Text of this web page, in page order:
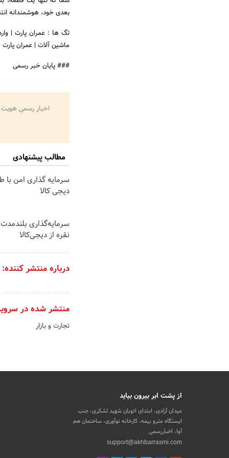
بعدی خود، هوشمندانه
تگ ها : عمران پارت |
ماشین آلات | عمران پارت
### پایان خبر رسمی
اخبار رسمی
مطالب پیشنهادی
سرمایه گذاری امن با
دیجی کالا
سرمایه‌گذاری
نقره از دیجی‌کالا
درباره منتشر کننده:
منتشر شده در
تجارت و بازار
از پشت ابر بیرون بیاید
میدان آزادی، ابتدای اتوبان شهید لشکری، جنب
ایستگاه مترو بیمه، کارخانه نوآوری، ساختمان هم
آوا، اخباررسمی
support@akhbarrasmi.com